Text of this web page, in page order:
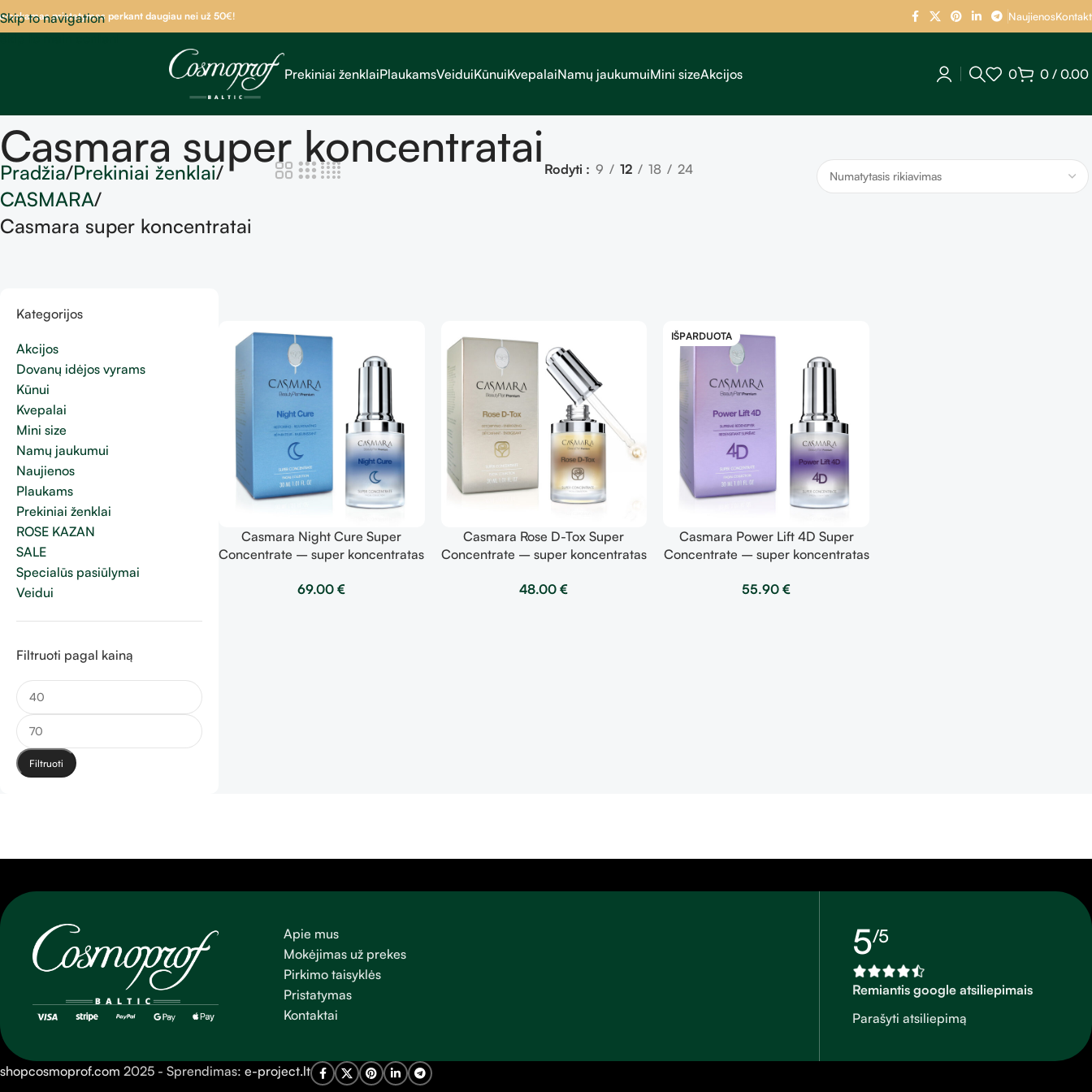
Skip to navigationpristatymas perkant daugiau nei už 50€! Naujienos
Prekiniai ženklaiPlaukamsVeiduiKūnuiKvepalaiNamų jaukumuiMini sizeAkcijos 0 0 / 0.00
Casmara super koncentratai
Pradžia Prekiniai ženklai
CASMARA
Casmara super koncentratai
Rodyti 9 12 18 24
Kategorijos
Akcijos
Dovanų idėjos vyrams
Kūnui
Kvepalai
Mini size
Namų jaukumui
Naujienos
Plaukams
Prekiniai ženklai
ROSE KAZAN
SALE
Specialūs pasiūlymai
Veidui
Filtruoti pagal kainą
Filtruoti
Casmara Night Cure Super
Concentrate – super koncentratas
69.00€
Casmara Rose D-Tox Super
Concentrate – super koncentratas
48.00€
IŠPARDUOTA
Casmara Power Lift 4D Super
Concentrate – super koncentratas
55.90€
Apie mus
Mokėjimas už prekes
Pirkimo taisyklės
Pristatymas
Kontaktai
5/5
Remiantis google atsiliepimais
Parašyti atsiliepimą
shopcosmoprof.com 2025 - Sprendimas: e-project.lt